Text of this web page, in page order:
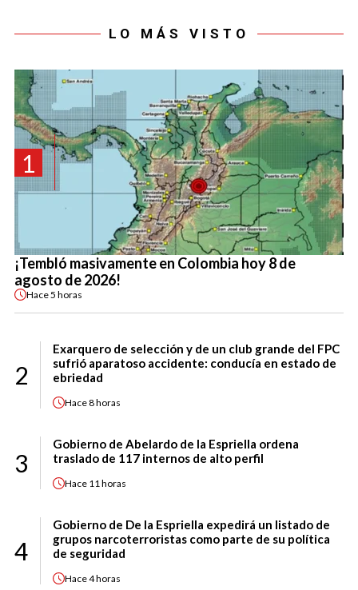
LO MÁS VISTO
1
¡Tembló masivamente en Colombia hoy 8 de
agosto de 2026!
Hace5 horas
2
Exarquero de selección y de un club grande del FPC
sufrió aparatoso accidente: conducía en estado de
ebriedad
Hace8 horas
3
Gobierno de Abelardo de la Espriella ordena
traslado de 117 internos de alto perfil
Hace 11 horas
4
Gobierno de De la Espriella expedirá un listado de
grupos narcoterroristas como parte de su política
de seguridad
Hace4 horas